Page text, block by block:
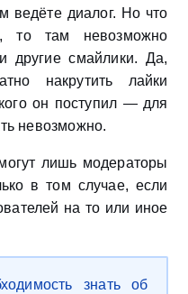
ведёте диалог. Но что
то там невозможно
другие смайлики. Да,
накрутить лайки
он поступил — для
невозможно.
лишь модераторы
в том случае, если
на то или иное
знать об